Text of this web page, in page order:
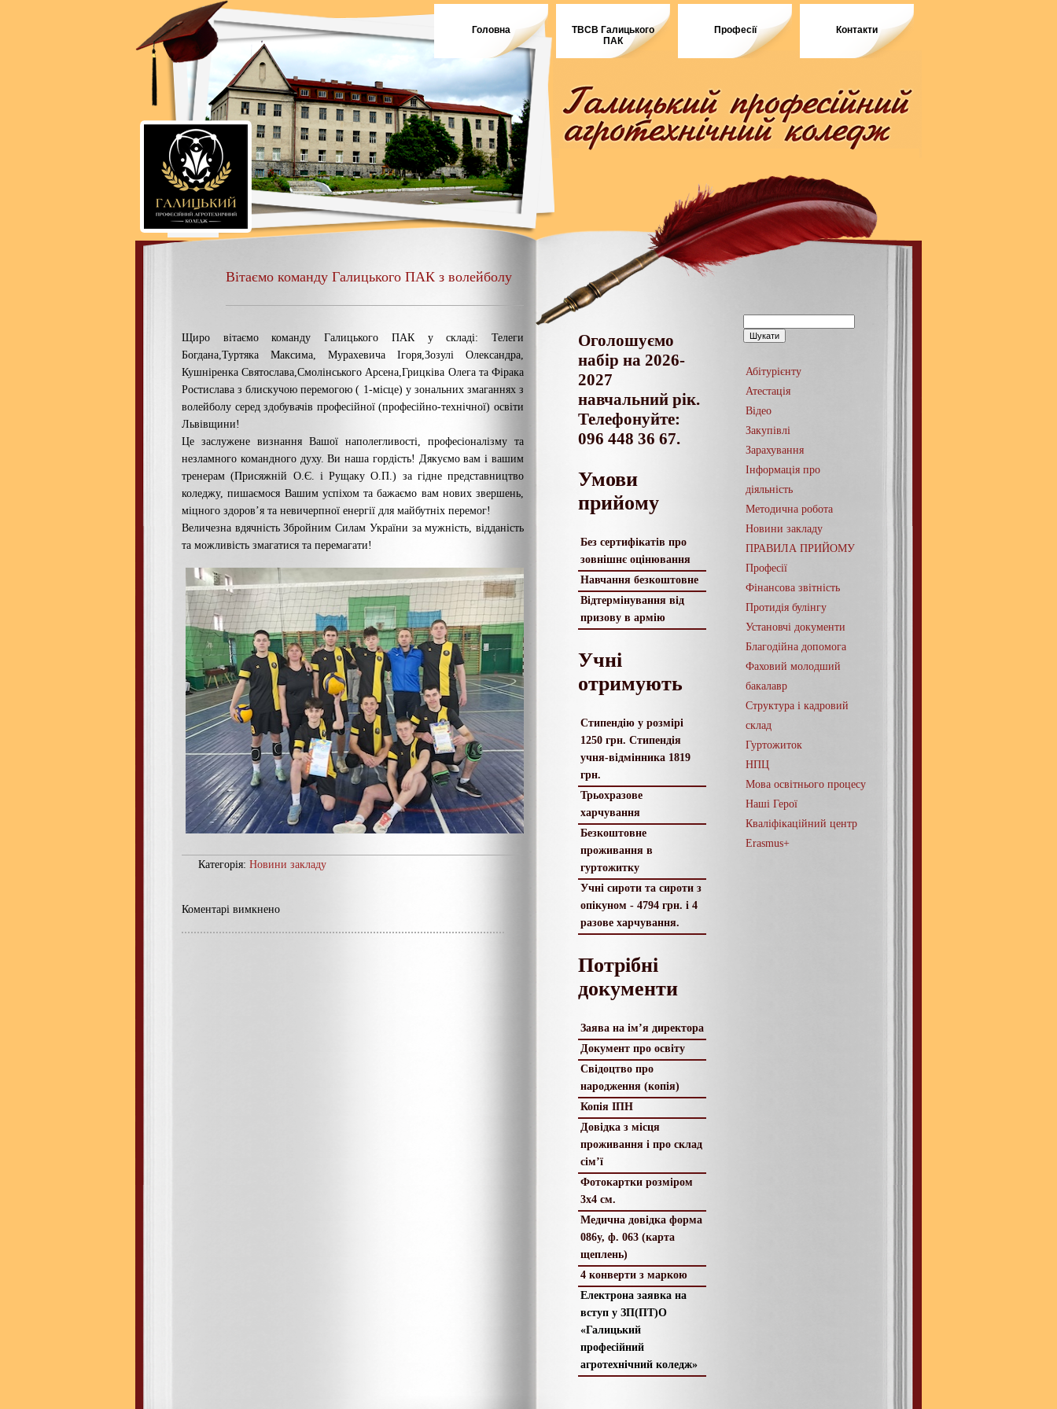
Головна
ТВСВ Галицького
ПАК
Професії Контакти
Оголошуємо
набір на 2026-
2027
навчальний рік.
Телефонуйте:
096 448 36 67.
Умови
прийому
Без сертифікатів про
зовнішнє оцінювання
Навчання безкоштовне
Відтермінування від
призову в армію
Учні
отримують
Стипендію у розмірі
1250 грн. Стипендія
учня-відмінника 1819
грн.
Трьохразове
харчування
Безкоштовне
проживання в
гуртожитку
Учні сироти та сироти з
опікуном - 4794 грн. і 4
разове харчування.
Потрібні
документи
Заява на ім’я директора
Документ про освіту
Свідоцтво про
народження (копія)
Копія ІПН
Довідка з місця
проживання і про склад
сім’ї
Фотокартки розміром
3х4 см.
Медична довідка форма
086у, ф. 063 (карта
щеплень)
4 конверти з маркою
Електрона заявка на
вступ у ЗП(ПТ)О
«Галицький
професійний
агротехнічний коледж»
Абітурієнту
Атестація
Відео
Закупівлі
Зарахування
Інформація про
діяльність
Методична робота
Новини закладу
ПРАВИЛА ПРИЙОМУ
Професії
Фінансова звітність
Протидія булінгу
Установчі документи
Благодійна допомога
Фаховий молодший
бакалавр
Структура і кадровий
склад
Гуртожиток
НПЦ
Мова освітнього процесу
Наші Герої
Кваліфікаційний центр
Erasmus+
Вітаємо команду Галицького ПАК з волейболу
Щиро вітаємо команду Галицького ПАК у складі: Телеги
Богдана,Туртяка Максима, Мурахевича Ігоря,Зозулі Олександра,
Кушніренка Святослава,Смолінського Арсена,Грицківа Олега та Фірака
Ростислава з блискучою перемогою ( 1-місце) у зональних змаганнях з
волейболу серед здобувачів професійної (професійно-технічної) освіти
Львівщини!
Це заслужене визнання Вашої наполегливості, професіоналізму та
незламного командного духу. Ви наша гордість! Дякуємо вам і вашим
тренерам (Присяжній О.Є. і Рущаку О.П.) за гідне представництво
коледжу, пишаємося Вашим успіхом та бажаємо вам нових звершень,
міцного здоров’я та невичерпної енергії для майбутніх перемог!
Величезна вдячність Збройним Силам України за мужність, відданість
та можливість змагатися та перемагати!
Категорія: Новини закладу
Коментарі вимкнено